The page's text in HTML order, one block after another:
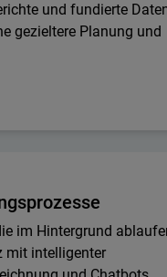
und fundierte
gezieltere Planung und
im Hintergrund
mit intelligenter